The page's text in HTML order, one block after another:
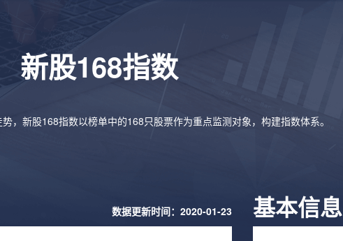
新股168指数
，新股168指数以榜单中的168只股票作为重点监测对象，构建指数体系。
数据更新时间：2020-01-23 基本信息